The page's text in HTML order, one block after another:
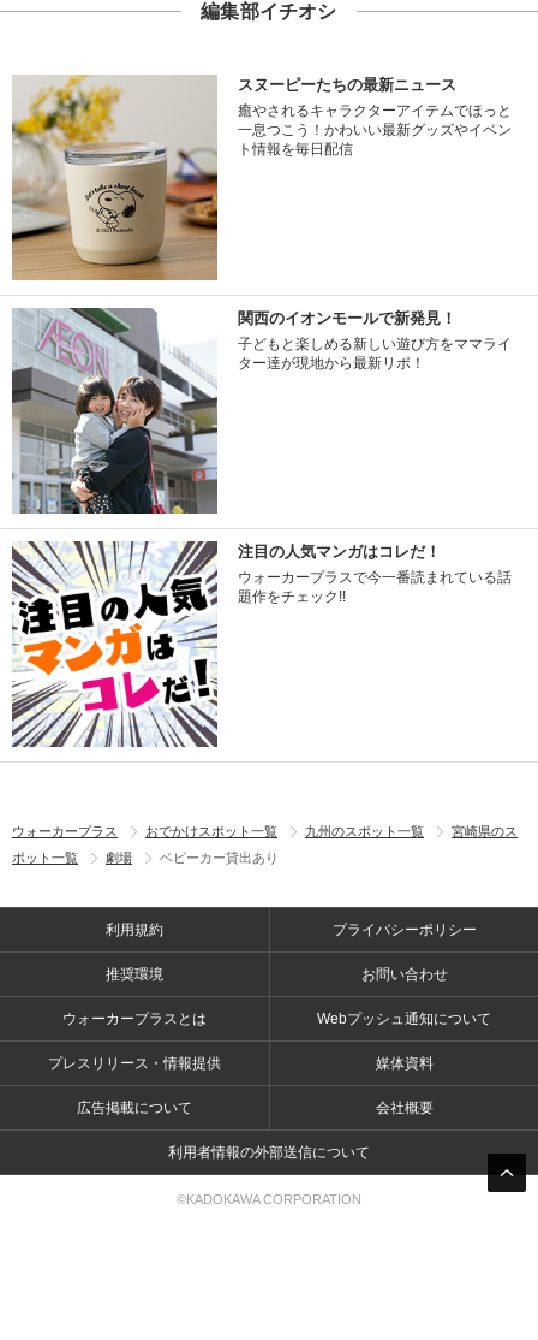
編集部イチオシ
スヌーピーたちの最新ニュース
癒やされるキャラクターアイテムでほっと
一息つこう！かわいい最新グッズやイベン
ト情報を毎日配信
関西のイオンモールで新発見！
子どもと楽しめる新しい遊び方をママライ
ター達が現地から最新リポ！
注目の人気マンガはコレだ！
ウォーカープラスで今一番読まれている話
題作をチェック!!
ウォーカープラス おでかけスポット一覧 九州のスポット一覧
宮崎県のス
ポット一覧
劇場 ベビーカー貸出あり
利用規約 プライバシーポリシー
推奨環境 お問い合わせ
ウォーカープラスとは Webプッシュ通知について
プレスリリース・情報提供 媒体資料
広告掲載について 会社概要
利用者情報の外部送信について
©KADOKAWA CORPORATION